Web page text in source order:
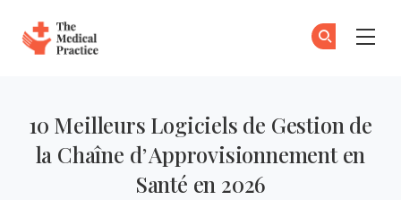
10 Meilleurs Logiciels de Gestion de
la Chaîne d’Approvisionnement en
Santé en 2026